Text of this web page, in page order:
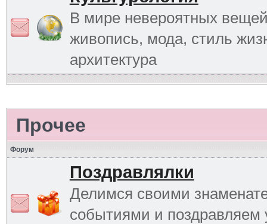
В мире невероятных
живопись, мода, стиль
архитектура
Прочее
Форум
Поздравлялки
Делимся своими
событиями и поздравляем